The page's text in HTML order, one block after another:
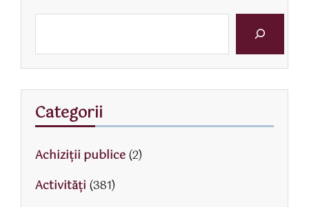
Categorii
Achiziții publice(2)
Activităţi (381)